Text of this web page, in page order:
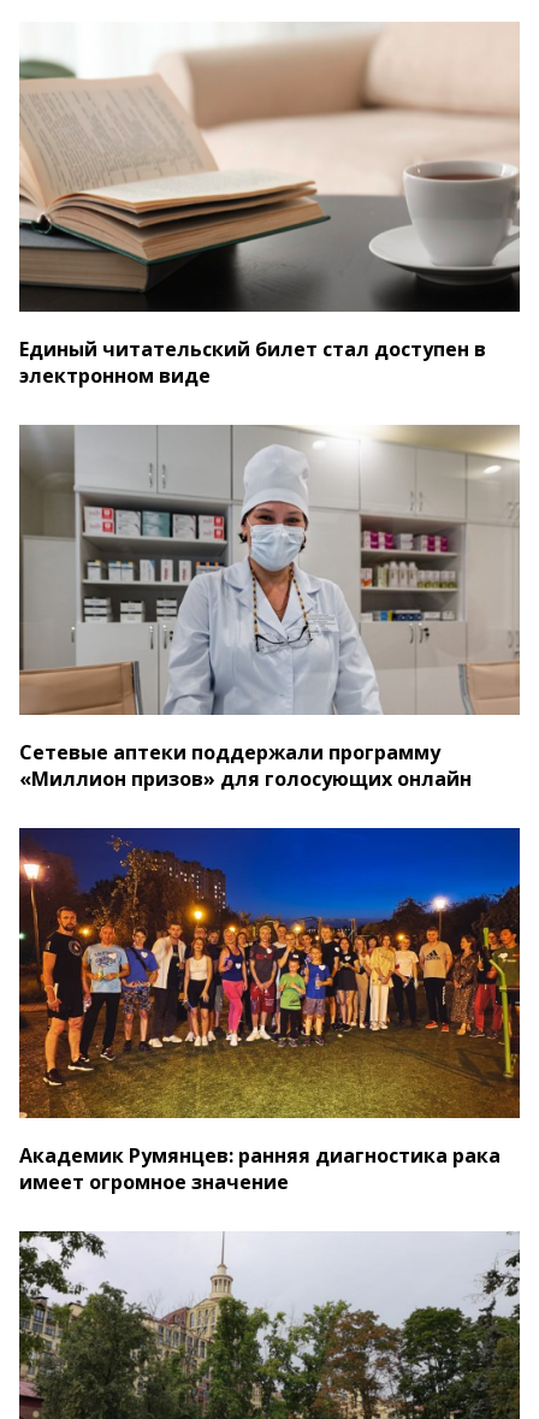
Единый читательский билет стал доступен в
электронном виде
Сетевые аптеки поддержали программу
«Миллион призов» для голосующих онлайн
Академик Румянцев: ранняя диагностика рака
имеет огромное значение